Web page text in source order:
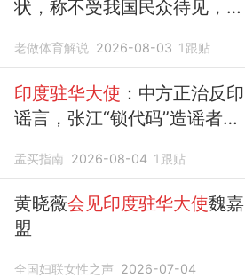
状，称不受我国民众待见，要
老做体育解说 2026-08-03 1 跟贴
印度驻华大使 ：中方正治反印
谣言，张江“锁代码”造谣者已
孟买指南 2026-08-04 1 跟贴
黄晓薇会见印度驻华大使魏嘉
盟
全国妇联女性之声 2026-07-04